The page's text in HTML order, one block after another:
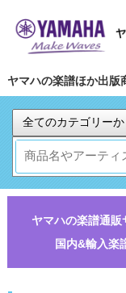
ヤマハの楽譜ほか出版
ヤマハの楽譜通販
国内&輸入楽